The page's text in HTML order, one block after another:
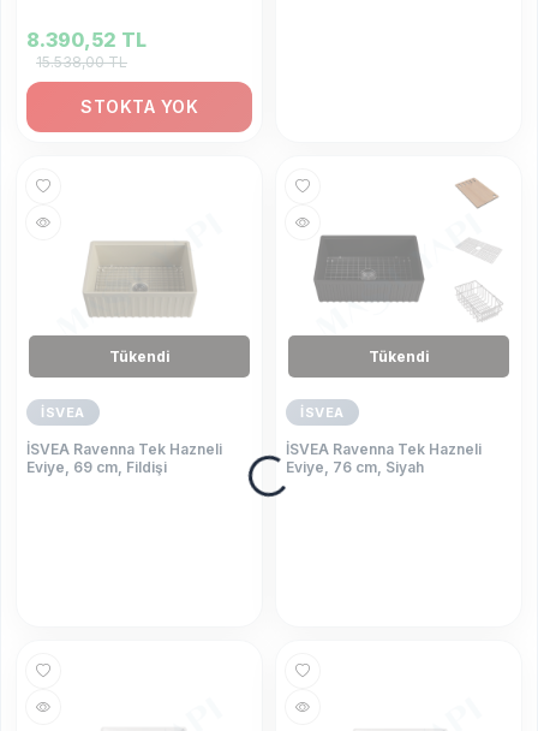
8.390,52 TL
15.538,00TL
STOKTA YOK
Tükendi
İSVEA
İSVEA Ravenna Tek Hazneli
Eviye, 69 cm, Fildişi
Tükendi
İSVEA
İSVEA Ravenna Tek Hazneli
Eviye, 76 cm, Siyah